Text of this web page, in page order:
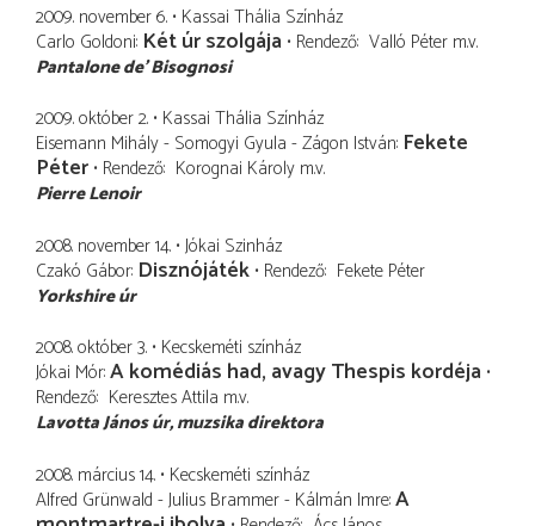
2009. november 6. Kassai Thália Színház
Carlo Goldoni Két úr szolgája Rendező Valló Péter m.v.
Pantalone de' Bisognosi
2009. október 2. Kassai Thália Színház
Eisemann Mihály - Somogyi Gyula - Zágon István Fekete
Péter Rendező Korognai Károly m.v.
Pierre Lenoir
2008. november 14. Jókai Szinház
Czakó Gábor Disznójáték Rendező Fekete Péter
Yorkshire úr
2008. október 3. Kecskeméti színház
Jókai Mór A komédiás had, avagy Thespis kordéja
Rendező Keresztes Attila m.v.
Lavotta János úr muzsika direktora
2008. március 14. Kecskeméti színház
Alfred Grünwald - Julius Brammer - Kálmán Imre A